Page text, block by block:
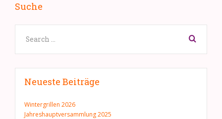
Suche
Neueste Beiträge
Wintergrillen 2026
Jahreshauptversammlung 2025